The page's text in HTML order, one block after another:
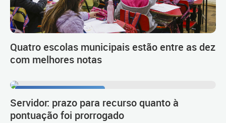
Quatro escolas municipais estão entre as dez
com melhores notas
Servidor: prazo para recurso quanto à
pontuação foi prorrogado